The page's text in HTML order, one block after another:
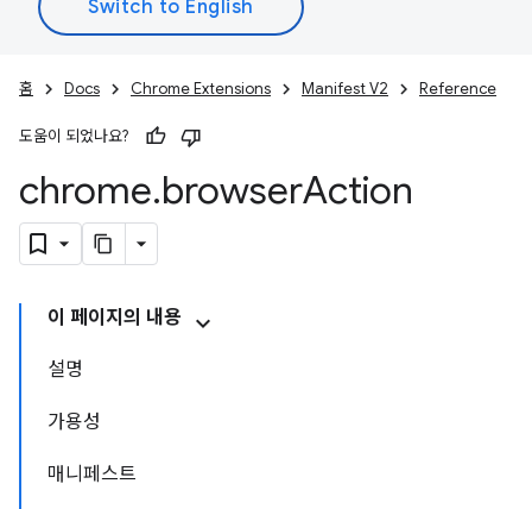
홈 Docs Chrome Extensions Manifest V2 Reference
도움이 되었나요?
chrome.browserAction
이 페이지의 내용
설명
가용성
매니페스트